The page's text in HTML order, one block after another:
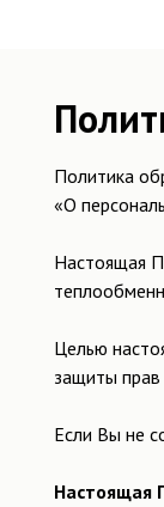
Политика
«О
Настоящая
Целью
защиты прав
Если Вы не
Настоящая